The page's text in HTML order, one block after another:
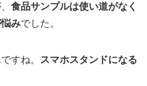
食品サンプルは使い道がなく
みでした。
すね。
スマホスタンドになる